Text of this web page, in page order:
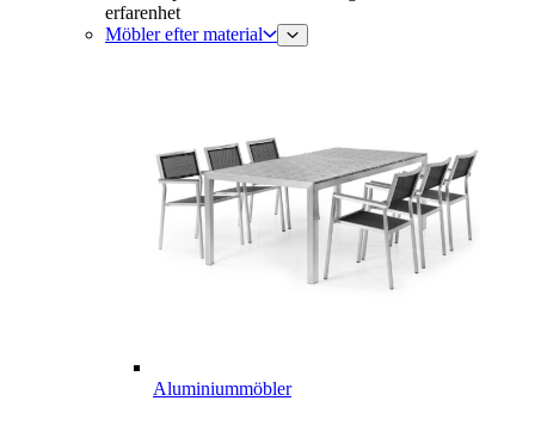
erfarenhet
Möbler efter material
Aluminiummöbler